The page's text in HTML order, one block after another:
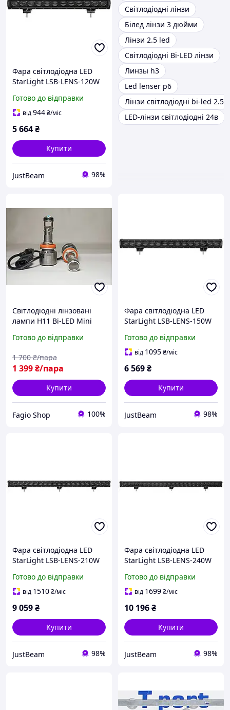
Фара світлодіодна LED
StarLight LSB-LENS-120W
Готово до відправки
від944₴/міс
5 664₴
Купити
JustBeam 98%
Світлодіодні лінзи
Білед лінзи 3 дюйми
Лінзи 2.5 led
Світлодіодні Bi-LED лінзи
Линзы h3
Led lenser p6
Лінзи світлодіодні bi-led 2.5
LED-лінзи світлодіодні 24в
Світлодіодні лінзовані
лампи H11 Bi-LED Mini
Готово до відправки
1 399₴/пара
1 700 ₴/пара
Купити
Fagio Shop 100%
Фара світлодіодна LED
StarLight LSB-LENS-150W
Готово до відправки
від 1095₴/міс
6 569₴
Купити
JustBeam 98%
Фара світлодіодна LED
StarLight LSB-LENS-210W
Готово до відправки
від 1510₴/міс
9 059₴
Купити
JustBeam 98%
Фара світлодіодна LED
StarLight LSB-LENS-240W
Готово до відправки
від 1699₴/міс
10 196₴
Купити
JustBeam 98%